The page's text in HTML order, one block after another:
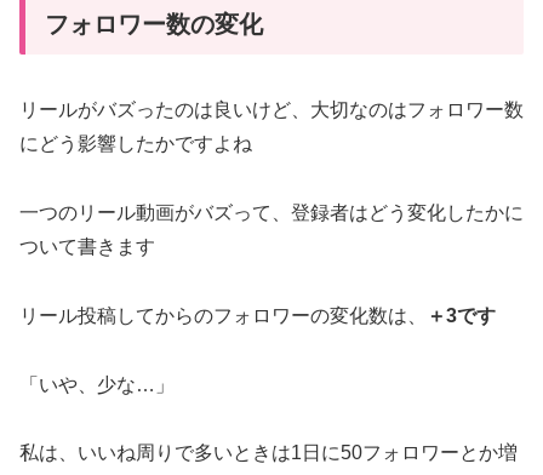
フォロワー数の変化
リールがバズったのは良いけど、大切なのはフォロワー数
にどう影響したかですよね
一つのリール動画がバズって、登録者はどう変化したかに
ついて書きます
リール投稿してからのフォロワーの変化数は、 ＋3です
「いや、少な…」
私は、いいね周りで多いときは1日に50フォロワーとか増